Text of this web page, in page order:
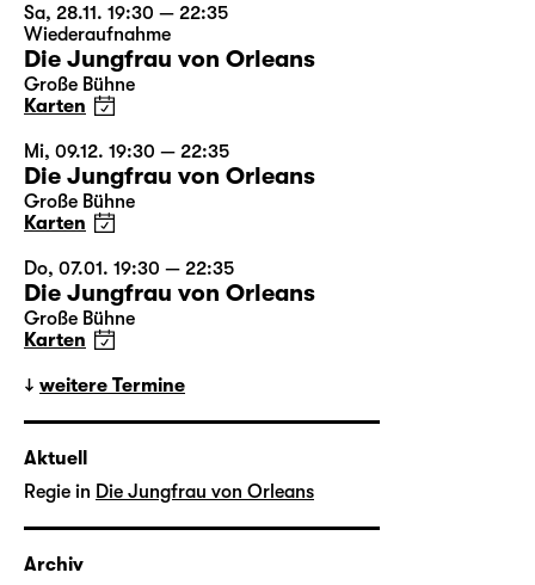
Sa, 28.11. 19:30 — 22:35
Wiederaufnahme
Die Jungfrau von Orleans
Große Bühne
Karten
Mi, 09.12. 19:30 — 22:35
Die Jungfrau von Orleans
Große Bühne
Karten
Do, 07.01. 19:30 — 22:35
Die Jungfrau von Orleans
Große Bühne
Karten
weitere Termine
Aktuell
Regie in Die Jungfrau von Orleans
Archiv